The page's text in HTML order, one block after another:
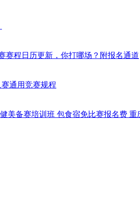
赛程日历更新，你打哪场？附报名通道
通用竞赛规程
美备赛培训班 包食宿免比赛报名费